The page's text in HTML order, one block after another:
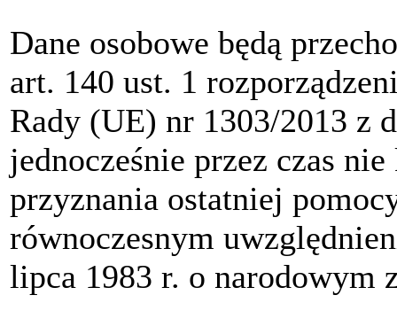
Dane osobowe będą
art. 140 ust. 1
Rady (UE) nr 1303/2013 z
jednocześnie przez czas
przyznania ostatniej
równoczesnym
lipca 1983 r. o narodowym